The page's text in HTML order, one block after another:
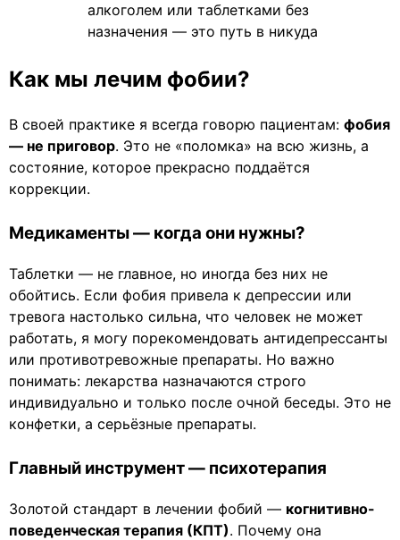
алкоголем или таблетками без
назначения — это путь в никуда
Как мы лечим фобии?
В своей практике я всегда говорю пациентам: фобия
— не приговор. Это не «поломка» на всю жизнь, а
состояние, которое прекрасно поддаётся
коррекции.
Медикаменты — когда они нужны?
Таблетки — не главное, но иногда без них не
обойтись. Если фобия привела к депрессии или
тревога настолько сильна, что человек не может
работать, я могу порекомендовать антидепрессанты
или противотревожные препараты. Но важно
понимать: лекарства назначаются строго
индивидуально и только после очной беседы. Это не
конфетки, а серьёзные препараты.
Главный инструмент — психотерапия
Золотой стандарт в лечении фобий — когнитивно-
поведенческая терапия (КПТ). Почему она